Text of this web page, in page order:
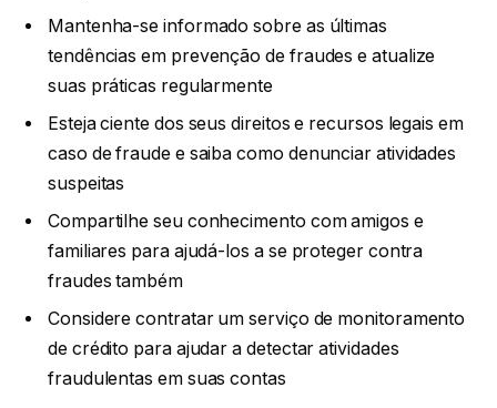
Mantenha-se informado sobre as últimas
tendências em prevenção de fraudes e atualize
suas práticas regularmente
Esteja ciente dos seus direitos e recursos legais em
caso de fraude e saiba como denunciar atividades
suspeitas
Compartilhe seu conhecimento com amigos e
familiares para ajudá-los a se proteger contra
fraudes também
Considere contratar um serviço de monitoramento
de crédito para ajudar a detectar atividades
fraudulentas em suas contas